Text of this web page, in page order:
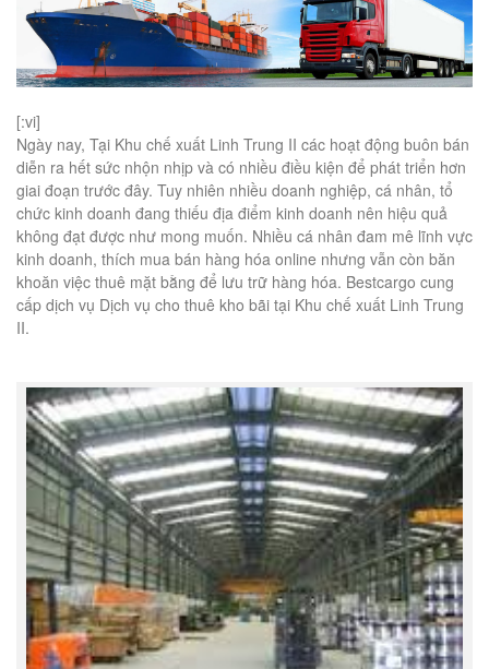
[:vi]
Ngày nay, Tại Khu chế xuất Linh Trung II các hoạt động buôn bán
diễn ra hết sức nhộn nhịp và có nhiều điều kiện để phát triển hơn
giai đoạn trước đây. Tuy nhiên nhiều doanh nghiệp, cá nhân, tổ
chức kinh doanh đang thiếu địa điểm kinh doanh nên hiệu quả
không đạt được như mong muốn. Nhiều cá nhân đam mê lĩnh vực
kinh doanh, thích mua bán hàng hóa online nhưng vẫn còn băn
khoăn việc thuê mặt bằng để lưu trữ hàng hóa. Bestcargo cung
cấp dịch vụ Dịch vụ cho thuê kho bãi tại Khu chế xuất Linh Trung
II.